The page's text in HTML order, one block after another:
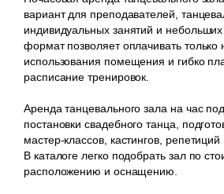
вариант для преподавателей,
индивидуальных занятий и небольших
формат позволяет оплачивать
использования помещения и гибко
расписание тренировок.
Аренда танцевального зала на час
постановки свадебного танца,
мастер-классов, кастингов,
В каталоге легко подобрать зал по
расположению и оснащению.